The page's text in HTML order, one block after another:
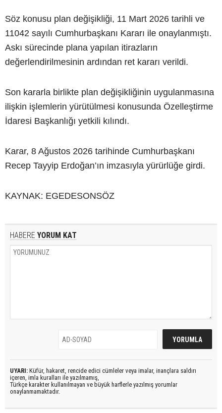
Söz konusu plan değişikliği, 11 Mart 2026 tarihli ve
11042 sayılı Cumhurbaşkanı Kararı ile onaylanmıştı.
Askı sürecinde plana yapılan itirazların
değerlendirilmesinin ardından ret kararı verildi.
Son kararla birlikte plan değişikliğinin uygulanmasına
ilişkin işlemlerin yürütülmesi konusunda Özelleştirme
İdaresi Başkanlığı yetkili kılındı.
Karar, 8 Ağustos 2026 tarihinde Cumhurbaşkanı
Recep Tayyip Erdoğan’ın imzasıyla yürürlüğe girdi.
KAYNAK: EGEDESONSÖZ
HABERE YORUM KAT
UYARI: Küfür, hakaret, rencide edici cümleler veya imalar, inançlara saldırı
içeren, imla kuralları ile yazılmamış,
Türkçe karakter kullanılmayan ve büyük harflerle yazılmış yorumlar
onaylanmamaktadır.